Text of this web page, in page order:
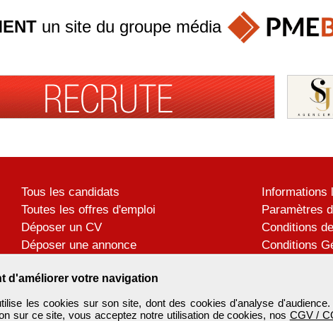
d'améliorer votre navigation
les cookies sur son site, dont des cookies d'analyse d'audience.
sur ce site, vous acceptez notre utilisation de cookies, nos CGV /
un site du groupe média
Tous les candidats
Toutes les offres d'emploi
Déposer un CV
Déposer une annonce
Informations
Paramètres
Conditions
Conditions